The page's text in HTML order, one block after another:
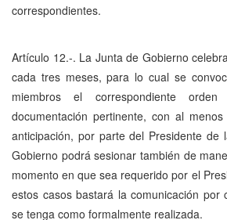
correspondientes.
Artículo 12.-. La Junta de Gobierno
cada tres meses, para lo cual se
miembros el correspondiente
documentación pertinente, con al
anticipación, por parte del Presidente de
Gobierno podrá sesionar también de
momento en que sea requerido por el
estos casos bastará la comunicación por
se tenga como formalmente realizada.